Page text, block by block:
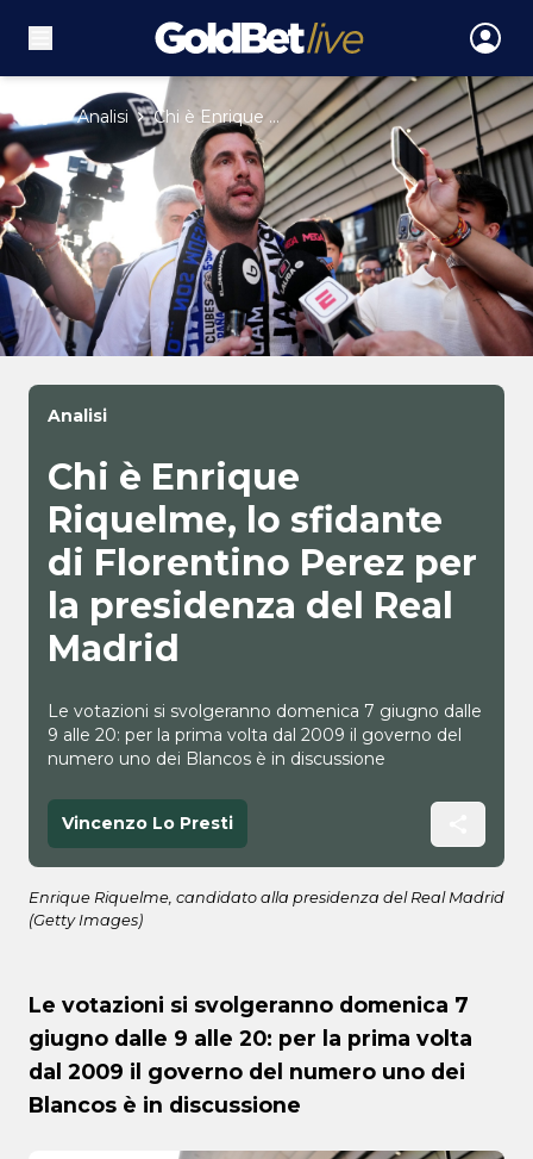
Analisi Chi è Enrique ...
Analisi
Chi è Enrique
Riquelme, lo sfidante
di Florentino Perez per
la presidenza del Real
Madrid
Le votazioni si svolgeranno domenica 7 giugno dalle
9 alle 20: per la prima volta dal 2009 il governo del
numero uno dei Blancos è in discussione
Vincenzo Lo Presti
Enrique Riquelme, candidato alla presidenza del Real Madrid
(Getty Images)
Le votazioni si svolgeranno domenica 7
giugno dalle 9 alle 20: per la prima volta
dal 2009 il governo del numero uno dei
Blancos è in discussione